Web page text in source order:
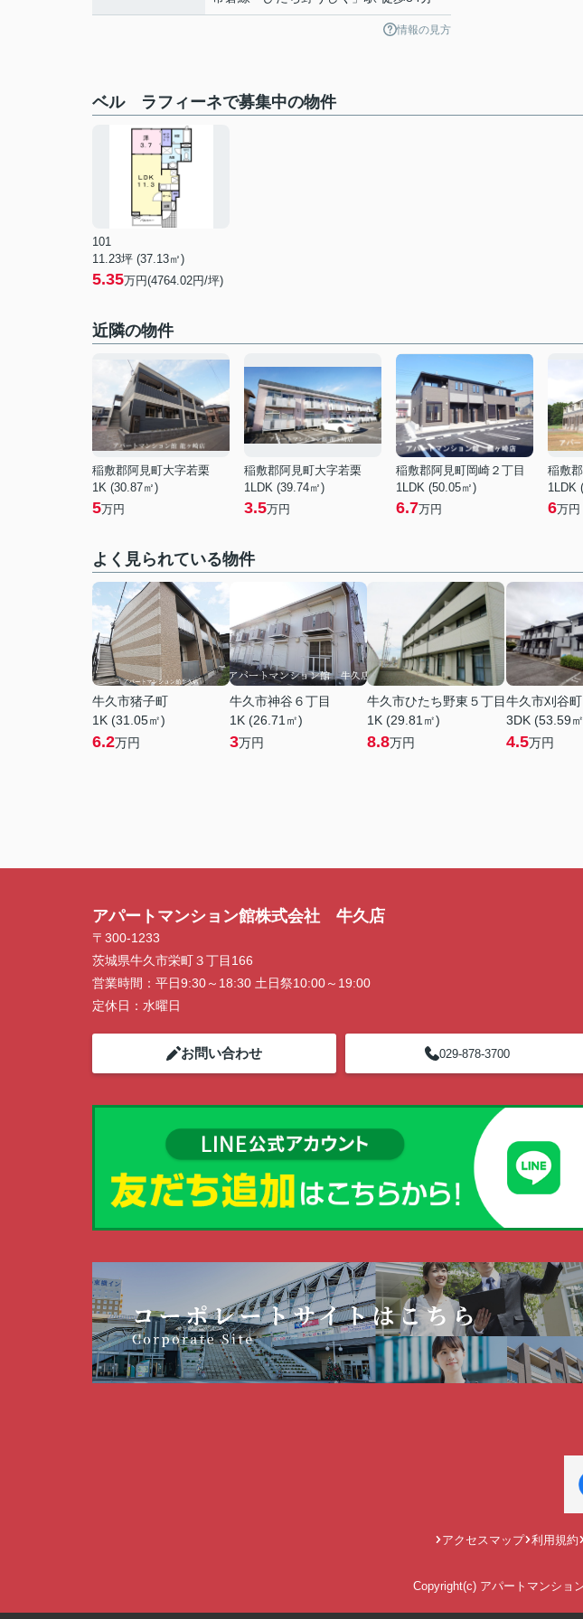
情報の見方
ベル ラフィーネで募集中の物件
101
11.23坪 (37.13㎡)
5.35万円(4764.02円/坪)
近隣の物件
稲敷郡阿見町大字若栗
1K (30.87㎡)
5万円
稲敷郡阿見町大字若栗
1LDK (39.74㎡)
3.5万円
稲敷郡阿見町岡崎２丁目
1LDK (50.05㎡)
6.7万円
1LDK
6万円
よく見られている物件
牛久市猪子町
1K (31.05㎡)
6.2万円
牛久市神谷６丁目
1K (26.71㎡)
3万円
牛久市ひたち野東５丁目
1K (29.81㎡)
8.8万円
牛久市刈谷
3DK (53.59
4.5万円
アパートマンション館株式会社 牛久店
〒300-1233
茨城県牛久市栄町３丁目166
営業時間： 平日9:30～18:30 土日祭10:00～19:00
定休日： 水曜日
お問い合わせ 029-878-3700
アクセスマップ 利用規約
Copyright(c) アパートマンショ